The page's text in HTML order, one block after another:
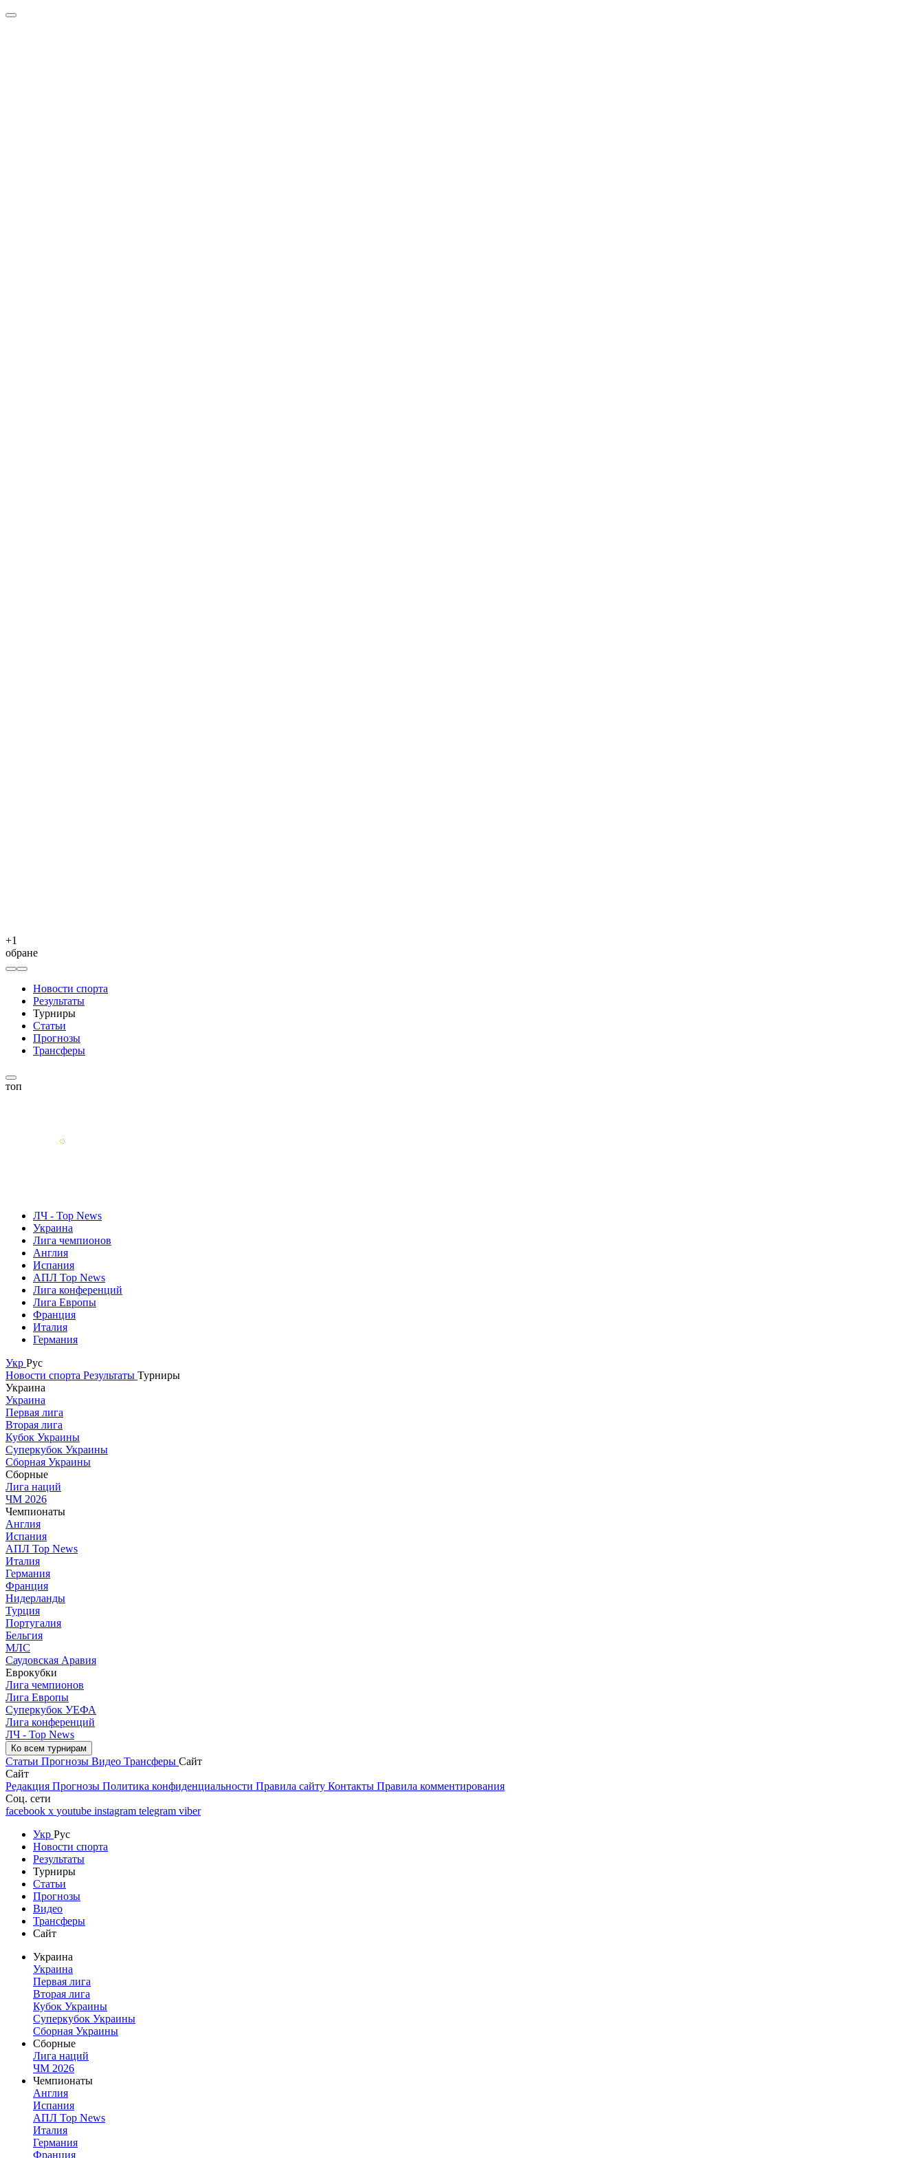
+1
обране
Новости спорта
Результаты
Турниры
Статьи
Прогнозы
Трансферы
топ
ЛЧ - Top News
Украина
Лига чемпионов
Англия
Испания
АПЛ Top News
Лига конференций
Лига Европы
Франция
Италия
Германия
Укр Рус
Новости спорта Результаты Турниры
Украина
Украина
Первая лига
Вторая лига
Кубок Украины
Суперкубок Украины
Сборная Украины
Сборные
Лига наций
ЧМ 2026
Чемпионаты
Англия
Испания
АПЛ Top News
Италия
Германия
Франция
Нидерланды
Турция
Португалия
Бельгия
МЛС
Саудовская Аравия
Еврокубки
Лига чемпионов
Лига Европы
Суперкубок УЕФА
Лига конференций
ЛЧ - Top News
Ко всем турнирам
Статьи Прогнозы Видео Трансферы Сайт
Сайт
Редакция Прогнозы Политика конфиденциальности Правила сайту Контакты Правила комментирования
Соц. сети
facebook x youtube instagram telegram viber
Укр Рус
Новости спорта
Результаты
Турниры
Статьи
Прогнозы
Видео
Трансферы
Сайт
Украина
Украина
Первая лига
Вторая лига
Кубок Украины
Суперкубок Украины
Сборная Украины
Сборные
Лига наций
ЧМ 2026
Чемпионаты
Англия
Испания
АПЛ Top News
Италия
Германия
Франция